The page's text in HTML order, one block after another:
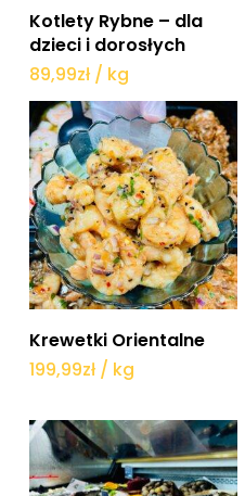
Dodaj do koszyka
Kotlety Rybne – dla
dzieci i dorosłych
89,99zł / kg
Dodaj do koszyka
Krewetki Orientalne
199,99zł / kg